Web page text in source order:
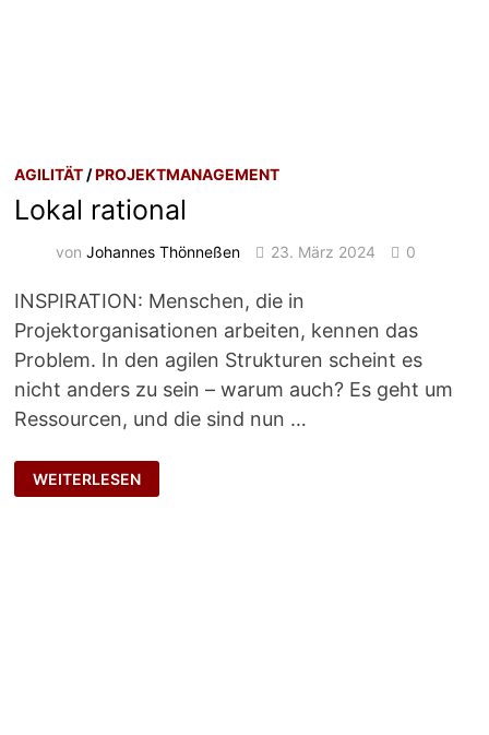
AGILITÄT /PROJEKTMANAGEMENT
Lokal rational
vonJohannes Thönneßen 23. März 2024 0
INSPIRATION: Menschen, die in
Projektorganisationen arbeiten, kennen das
Problem. In den agilen Strukturen scheint es
nicht anders zu sein – warum auch? Es geht um
Ressourcen, und die sind nun …
LOKAL
RATIONAL
WEITERLESEN